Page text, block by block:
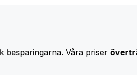
besparingarna. Våra priser